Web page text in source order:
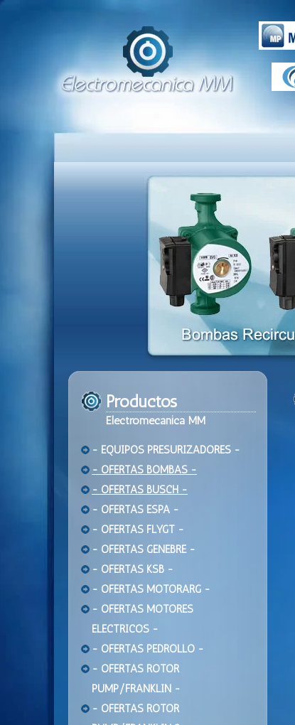
Productos
Electromecanica MM
- EQUIPOS PRESURIZADORES -
- OFERTAS BOMBAS -
- OFERTAS BUSCH -
- OFERTAS ESPA -
- OFERTAS FLYGT -
- OFERTAS GENEBRE -
- OFERTAS KSB -
- OFERTAS MOTORARG -
- OFERTAS MOTORES
ELECTRICOS -
- OFERTAS PEDROLLO -
- OFERTAS ROTOR
PUMP/FRANKLIN -
- OFERTAS ROTOR